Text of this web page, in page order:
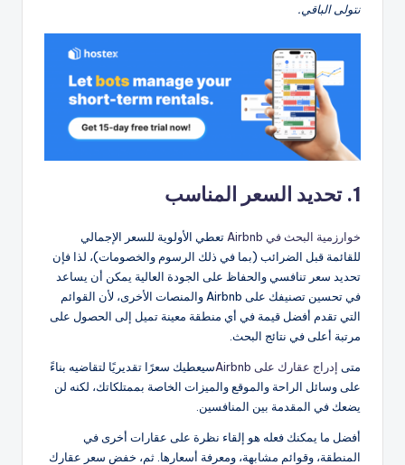
نتولى الباقي.
1. تحديد السعر المناسب
خوارزمية البحث في Airbnb
تعطي الأولوية للسعر الإجمالي
للقائمة قبل الضرائب (بما في ذلك الرسوم والخصومات)، لذا فإن
تحديد سعر تنافسي والحفاظ على الجودة العالية يمكن أن يساعد
في تحسين تصنيفك على Airbnb والمنصات الأخرى، لأن القوائم
التي تقدم أفضل قيمة في أي منطقة معينة تميل إلى الحصول على
مرتبة أعلى في نتائج البحث.
متى إدراج عقارك على Airbnb
سيعطيك سعرًا تقديريًا لتقاضيه بناءً
على وسائل الراحة والموقع والميزات الخاصة بممتلكاتك، لكنه لن
يضعك في المقدمة بين المنافسين.
أفضل ما يمكنك فعله هو إلقاء نظرة على عقارات أخرى في
المنطقة، وقوائم مشابهة، ومعرفة أسعارها. ثم، خفض سعر عقارك